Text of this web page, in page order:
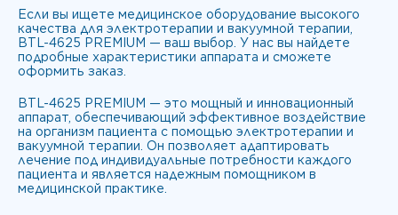
Если вы ищете медицинское оборудование высокого
качества для электротерапии и вакуумной терапии,
BTL-4625 PREMIUM — ваш выбор. У нас вы найдете
подробные характеристики аппарата и сможете
оформить заказ.
BTL-4625 PREMIUM — это мощный и инновационный
аппарат, обеспечивающий эффективное воздействие
на организм пациента с помощью электротерапии и
вакуумной терапии. Он позволяет адаптировать
лечение под индивидуальные потребности каждого
пациента и является надежным помощником в
медицинской практике.